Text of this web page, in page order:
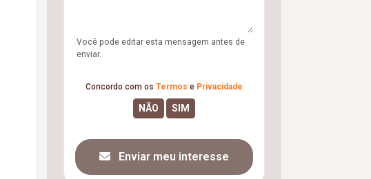
Você pode editar esta mensagem antes de
enviar.
Concordo com os Termos e Privacidade
Enviar meu interesse